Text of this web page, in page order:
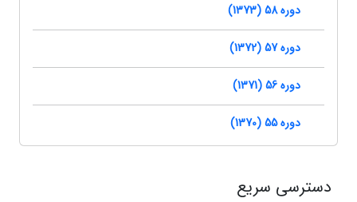
دوره 58 (1373)
دوره 57 (1372)
دوره 56 (1371)
دوره 55 (1370)
دسترسی سریع